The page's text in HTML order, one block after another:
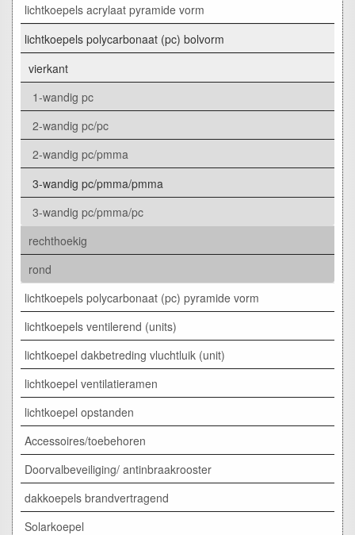
lichtkoepels acrylaat pyramide vorm
lichtkoepels polycarbonaat (pc) bolvorm
vierkant
1-wandig pc
2-wandig pc/pc
2-wandig pc/pmma
3-wandig pc/pmma/pmma
3-wandig pc/pmma/pc
rechthoekig
rond
lichtkoepels polycarbonaat (pc) pyramide vorm
lichtkoepels ventilerend (units)
lichtkoepel dakbetreding vluchtluik (unit)
lichtkoepel ventilatieramen
lichtkoepel opstanden
Accessoires/toebehoren
Doorvalbeveiliging/ antinbraakrooster
dakkoepels brandvertragend
Solarkoepel